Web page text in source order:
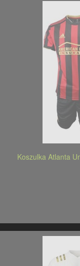
Koszulka Atlanta